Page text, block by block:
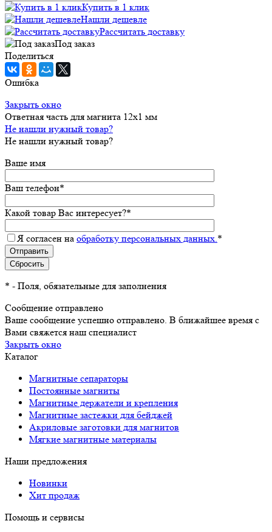
Купить в 1 клик
Нашли дешевле
Рассчитать доставку
Под заказ
Поделиться
Ошибка
Закрыть окно
Ответная часть для магнита 12х1 мм
Не нашли нужный товар?
Не нашли нужный товар?
Ваше имя
Ваш телефон*
Какой товар Вас интересует?*
Я согласен на обработку персональных данных. *
* - Поля, обязательные для заполнения
Сообщение отправлено
Ваше сообщение успешно отправлено. В ближайшее время с
Вами свяжется наш специалист
Закрыть окно
Каталог
Магнитные сепараторы
Постоянные магниты
Магнитные держатели и крепления
Магнитные застежки для бейджей
Акриловые заготовки для магнитов
Мягкие магнитные материалы
Наши предложения
Новинки
Хит продаж
Помощь и сервисы